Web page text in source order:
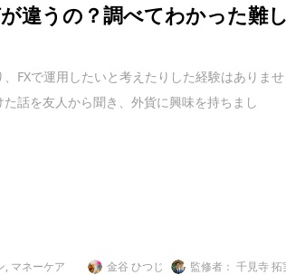
違うの？調べてわかった難し
FXで運用したいと考えたりした経験はありませ
話を友人から聞き、外貨に興味を持ちまし
, マネーケア 金谷 ひつじ 監修者： 千見寺 拓